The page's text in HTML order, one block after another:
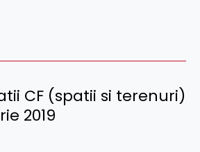
CF (spatii si terenuri)
2019